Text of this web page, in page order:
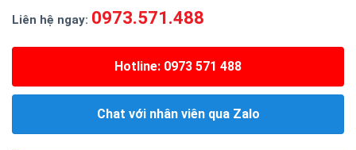
Liên hệ ngay: 0973.571.488
Hotline: 0973 571 488
Chat với nhân viên qua Zalo